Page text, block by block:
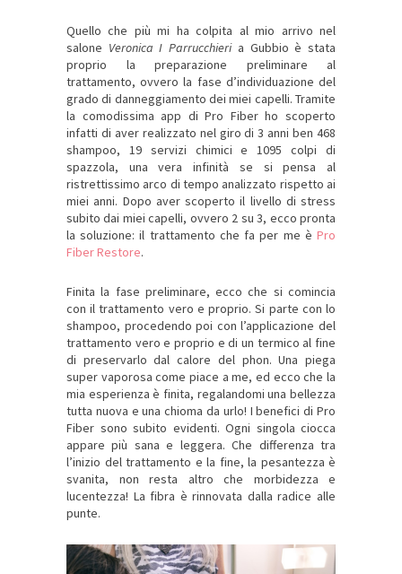
Quello che più mi ha colpita al mio arrivo nel
salone Veronica I Parrucchieria Gubbio è stata
proprio la preparazione preliminare al
trattamento, ovvero la fase d’individuazione del
grado di danneggiamento dei miei capelli. Tramite
la comodissima app di Pro Fiber ho scoperto
infatti di aver realizzato nel giro di 3 anni ben 468
shampoo, 19 servizi chimici e 1095 colpi di
spazzola, una vera infinità se si pensa al
ristrettissimo arco di tempo analizzato rispetto ai
miei anni. Dopo aver scoperto il livello di stress
subito dai miei capelli, ovvero 2 su 3, ecco pronta
la soluzione: il trattamento che fa per me è Pro
Fiber Restore.
Finita la fase preliminare, ecco che si comincia
con il trattamento vero e proprio. Si parte con lo
shampoo, procedendo poi con l’applicazione del
trattamento vero e proprio e di un termico al fine
di preservarlo dal calore del phon. Una piega
super vaporosa come piace a me, ed ecco che la
mia esperienza è finita, regalandomi una bellezza
tutta nuova e una chioma da urlo! I benefici di Pro
Fiber sono subito evidenti. Ogni singola ciocca
appare più sana e leggera. Che differenza tra
l’inizio del trattamento e la fine, la pesantezza è
svanita, non resta altro che morbidezza e
lucentezza! La fibra è rinnovata dalla radice alle
punte.